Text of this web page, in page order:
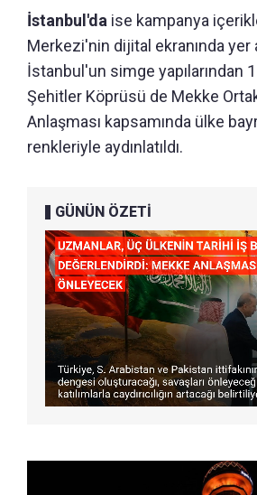
İstanbul'da ise kampanya
Merkezi'nin dijital ekranında yer
İstanbul'un simge yapılarından
Şehitler Köprüsü de Mekke
Anlaşması kapsamında ülke
renkleriyle aydınlatıldı.
GÜNÜN ÖZETİ